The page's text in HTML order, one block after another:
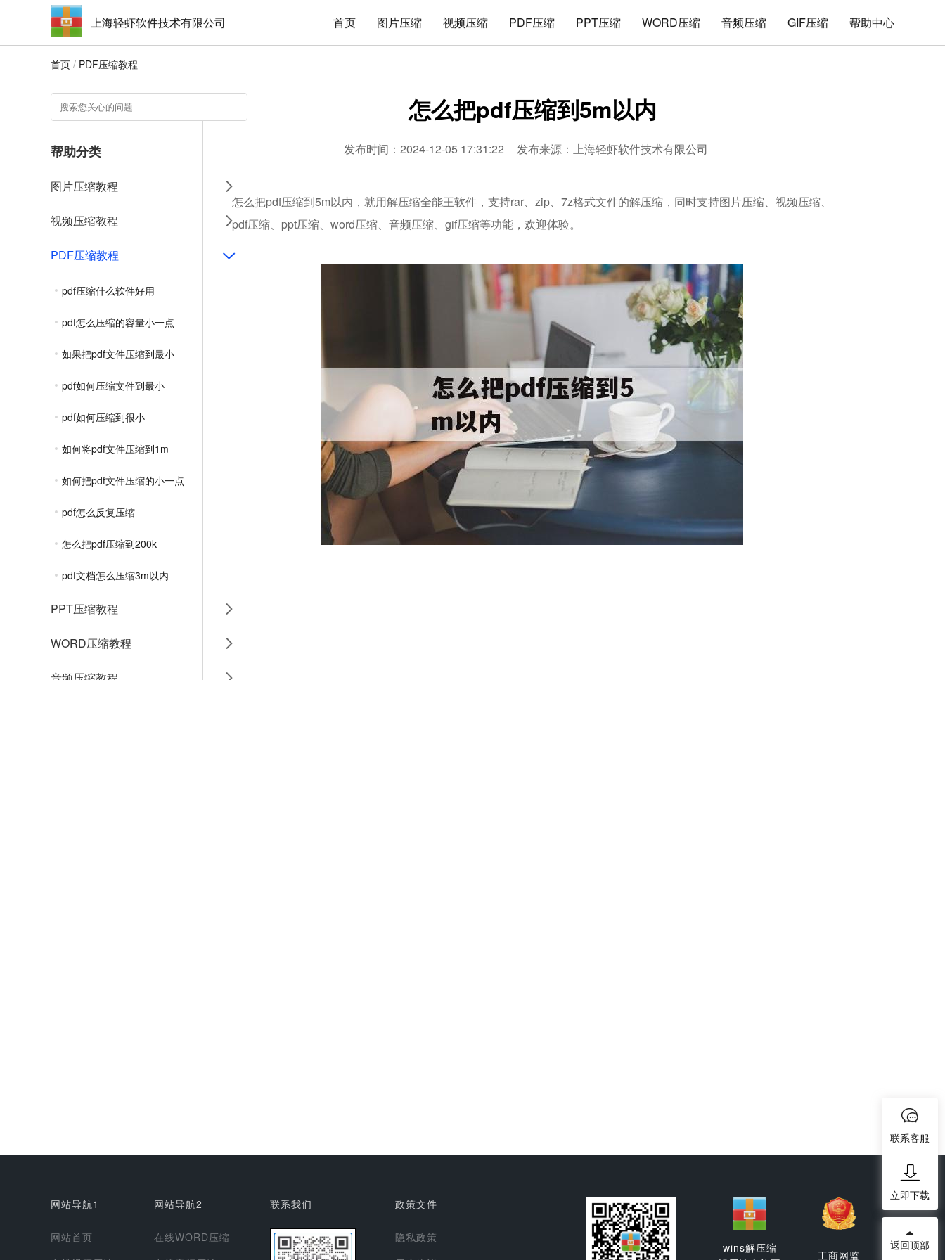
上海轻虾软件技术有限公司 首页 图片压缩 视频压缩 PDF压缩 PPT压缩 WORD压缩 音频压缩 GIF压缩 帮助中心
首页 / PDF压缩教程
帮助分类
图片压缩教程
视频压缩教程
PDF压缩教程
pdf压缩什么软件好用
pdf怎么压缩的容量小一点
如果把pdf文件压缩到最小
pdf如何压缩文件到最小
pdf如何压缩到很小
如何将pdf文件压缩到1m
如何把pdf文件压缩的小一点
pdf怎么反复压缩
怎么把pdf压缩到200k
pdf文档怎么压缩3m以内
PPT压缩教程
WORD压缩教程
音频压缩教程
怎么把pdf压缩到5m以内
发布时间：2024-12-05 17:31:22 发布来源：上海轻虾软件技术有限公司
怎么把pdf压缩到5m以内，就用解压缩全能王软件，支持rar、zip、7z格式文件的解压缩，同时支持图片压缩、视频压缩、
pdf压缩、ppt压缩、word压缩、音频压缩、gif压缩等功能，欢迎体验。
网站导航1
网站首页
网站导航2
在线WORD压缩
联系我们 政策文件
隐私政策
wins解压缩
工商网监
联系客服
立即下载
返回顶部